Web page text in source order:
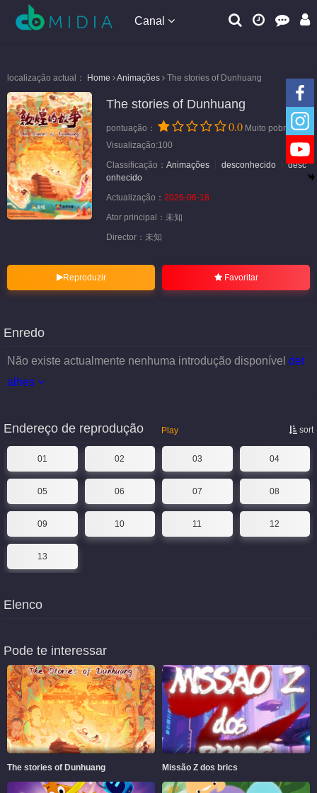
Canal
localização actual： Home Animações The stories of Dunhuang
The stories of Dunhuang
pontuação： 0.0 Muito pobre
Visualização:100
Classificação： Animações desconhecido
desc
onhecido
Actualização： 2026-06-18
Ator principal： 未知
Director： 未知
Reproduzir Favoritar
Enredo
Não existe actualmente nenhuma introdução disponível det
alhes
sort
Endereço de reprodução Play
01 02 03 04
05 06 07 08
09 10 11 12
13
Elenco
Pode te interessar
The stories of Dunhuang Missão Z dos brics